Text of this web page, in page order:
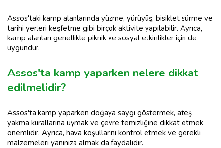
Assos'taki kamp alanlarında yüzme, yürüyüş, bisiklet sürme ve
tarihi yerleri keşfetme gibi birçok aktivite yapılabilir. Ayrıca,
kamp alanları genellikle piknik ve sosyal etkinlikler için de
uygundur.
Assos'ta kamp yaparken nelere dikkat
edilmelidir?
Assos'ta kamp yaparken doğaya saygı göstermek, ateş
yakma kurallarına uymak ve çevre temizliğine dikkat etmek
önemlidir. Ayrıca, hava koşullarını kontrol etmek ve gerekli
malzemeleri yanınıza almak da faydalıdır.